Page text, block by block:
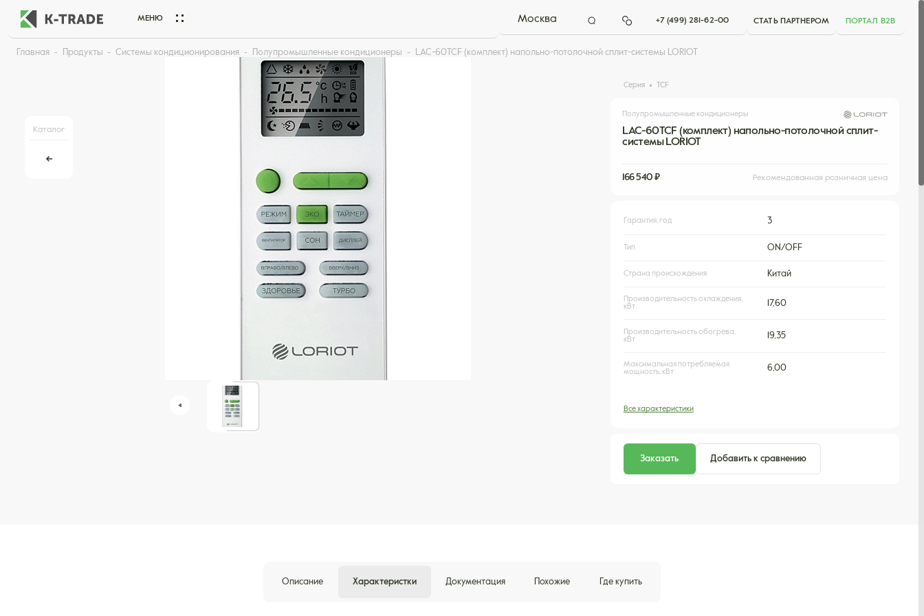
МЕНЮ Москва +7 (499) 281-62-00 СТАТЬ ПАРТНЕРОМ ПОРТАЛ B2B
Главная Продукты Системы кондиционирования Полупромышленные кондиционеры LAC-60TCF (комплект) напольно-потолочной сплит-системы LORIOT
Каталог
Серия TCF
Полупромышленные кондиционеры
LAC-60TCF (комплект) напольно-потолочной сплит-
системы LORIOT
166 540 ₽ Рекомендованная розничная цена
Гарантия, год 3
Тип ON/OFF
Страна происхождения Китай
Производительность охлаждения,
кВт
17,60
Производительность обогрева,
кВт
19,35
Максимальная потребляемая
мощность, кВт
6,00
Все характеристики
Заказать Добавить к сравнению
Описание Характеристки Документация Похожие Где купить